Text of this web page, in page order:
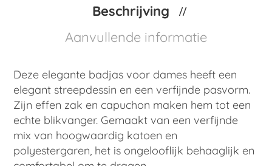
Beschrijving
Aanvullende informatie
Deze elegante badjas voor dames heeft een
elegant streepdessin en een verfijnde pasvorm.
Zijn effen zak en capuchon maken hem tot een
echte blikvanger. Gemaakt van een verfijnde
mix van hoogwaardig katoen en
polyestergaren, het is ongelooflijk behaaglijk en